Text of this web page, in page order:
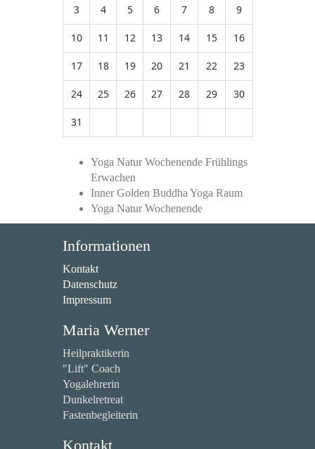
3 4 5 6 7 8 9
10 11 12 13 14 15 16
17 18 19 20 21 22 23
24 25 26 27 28 29 30
31
Yoga Natur Wochenende Frühlings
Erwachen
Inner Golden Buddha Yoga Raum
Yoga Natur Wochenende
Informationen
Kontakt
Datenschutz
Impressum
Maria Werner
Heilpraktikerin
"Lift" Coach
Yogalehrerin
Dunkelretreat
Fastenbegleiterin
Kontakt